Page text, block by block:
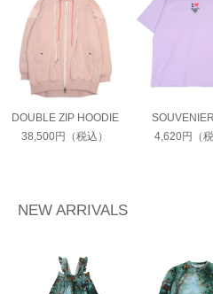
DOUBLE ZIP HOODIE
38,500円（税込）
4,620円（税
NEW ARRIVALS